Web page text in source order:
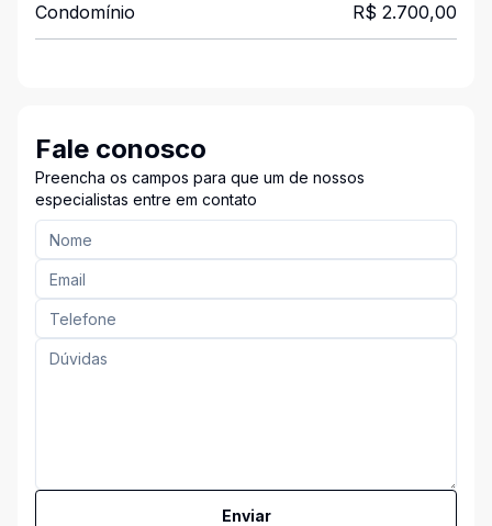
Condomínio R$ 2.700,00
Fale conosco
Preencha os campos para que um de nossos
especialistas entre em contato
Enviar